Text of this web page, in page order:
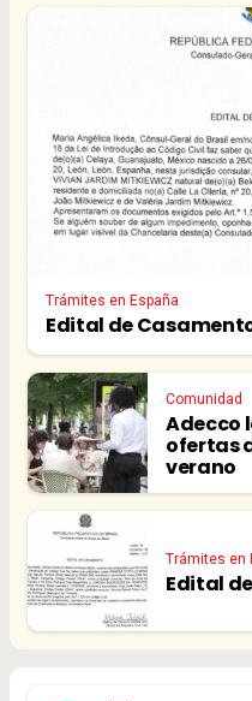
Trámites en España
Edital de
Comunidad
Adecco
ofertas
verano
Trámites en
Edital